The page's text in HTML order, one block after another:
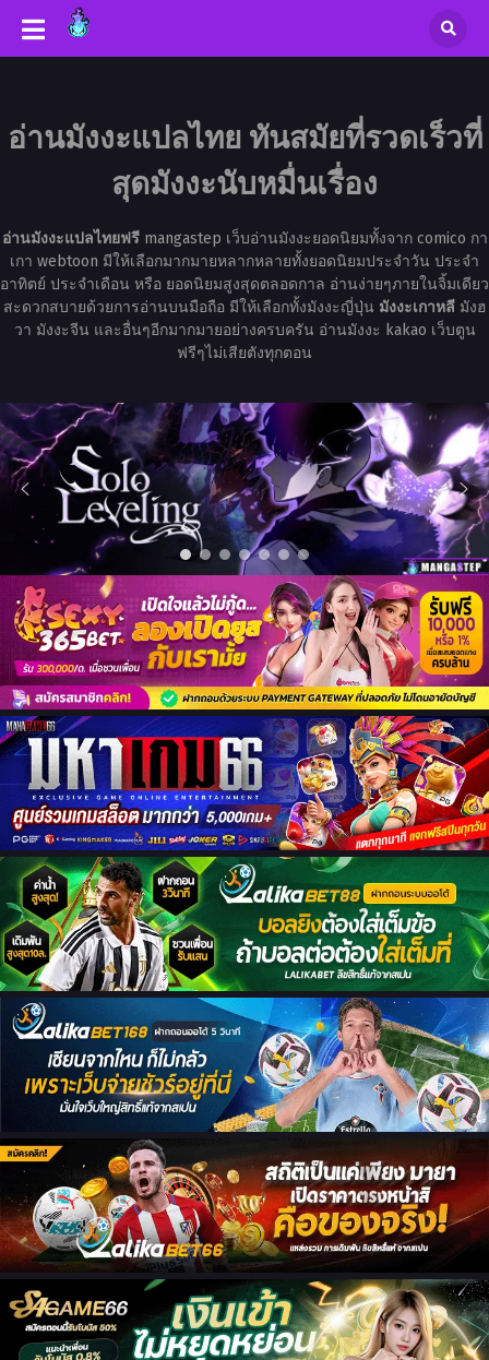
อ่านมังงะแปลไทย ทันสมัยที่รวดเร็วที่
สุดมังงะนับหมื่นเรื่อง
อ่านมังงะแปลไทยฟรีmangastep เว็บอ่านมังงะยอดนิยมทั้งจาก comico กา
เกา webtoon มีให้เลือกมากมายหลากหลายทั้งยอดนิยมประจำวัน ประจำ
อาทิตย์ ประจำเดือน หรือ ยอดนิยมสูงสุดตลอดกาล อ่านง่ายๆภายในจิ้มเดียว
สะดวกสบายด้วยการอ่านบนมือถือ มีให้เลือกทั้งมังงะญี่ปุ่น มังงะเกาหลีมังฮ
วา มังงะจีน และอื่นๆอีกมากมายอย่างครบครัน อ่านมังงะ kakao เว็บตูน
ฟรีๆไม่เสียตังทุกตอน